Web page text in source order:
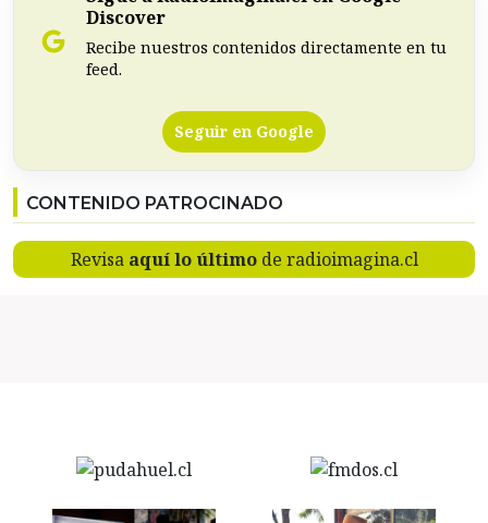
Discover
Recibe nuestros contenidos directamente en tu
feed.
Seguir en Google
CONTENIDO PATROCINADO
Revisa aquí lo últimode radioimagina.cl